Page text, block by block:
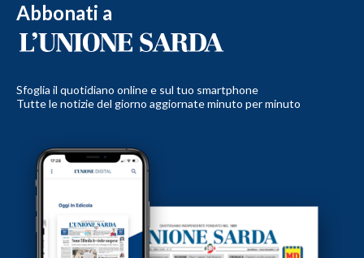
Abbonati a
Sfoglia il quotidiano online e sul tuo smartphone
Tutte le notizie del giorno aggiornate minuto per minuto